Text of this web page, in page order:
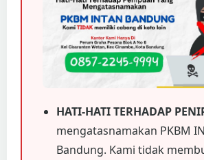
HATI-HATI TERHADAP
mengatasnamakan PKBM
Bandung. Kami tidak